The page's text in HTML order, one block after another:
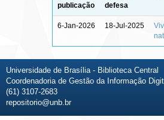
publicação
defesa
6-Jan-2026 18-Jul-2025
Universidade de Brasília - Biblioteca Central
Coordenadoria de Gestão da Informação
(61) 3107-2683
repositorio@unb.br